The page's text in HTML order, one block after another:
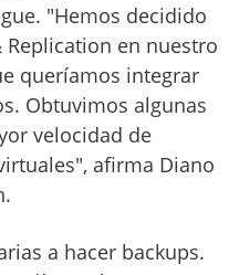
"Hemos decidido
Replication en nuestro
queríamos integrar
Obtuvimos algunas
velocidad de
afirma Diano
a hacer backups.